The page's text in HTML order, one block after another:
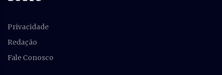
Privacidade
Redação
Fale Conosco